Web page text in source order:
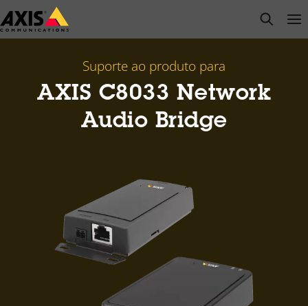
Pular
para
open
Suporte ao produto para
AXIS C8033 Network
Audio Bridge